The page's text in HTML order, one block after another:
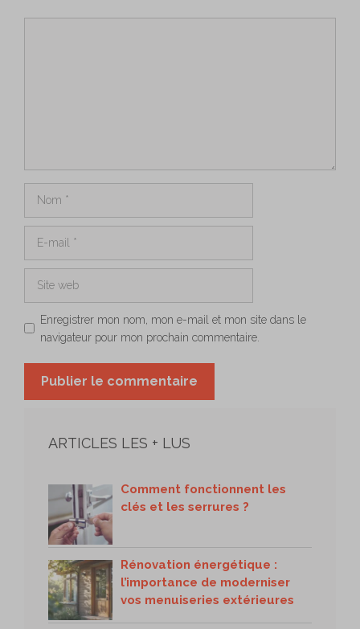
Enregistrer mon nom, mon e-mail et mon site dans le
navigateur pour mon prochain commentaire.
ARTICLES LES + LUS
Comment fonctionnent les
clés et les serrures ?
Rénovation énergétique :
l’importance de moderniser
vos menuiseries extérieures